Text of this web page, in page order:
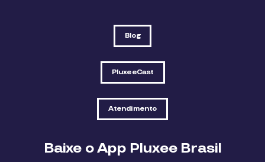
Blog
PluxeeCast
Atendimento
Baixe o App Pluxee Brasil